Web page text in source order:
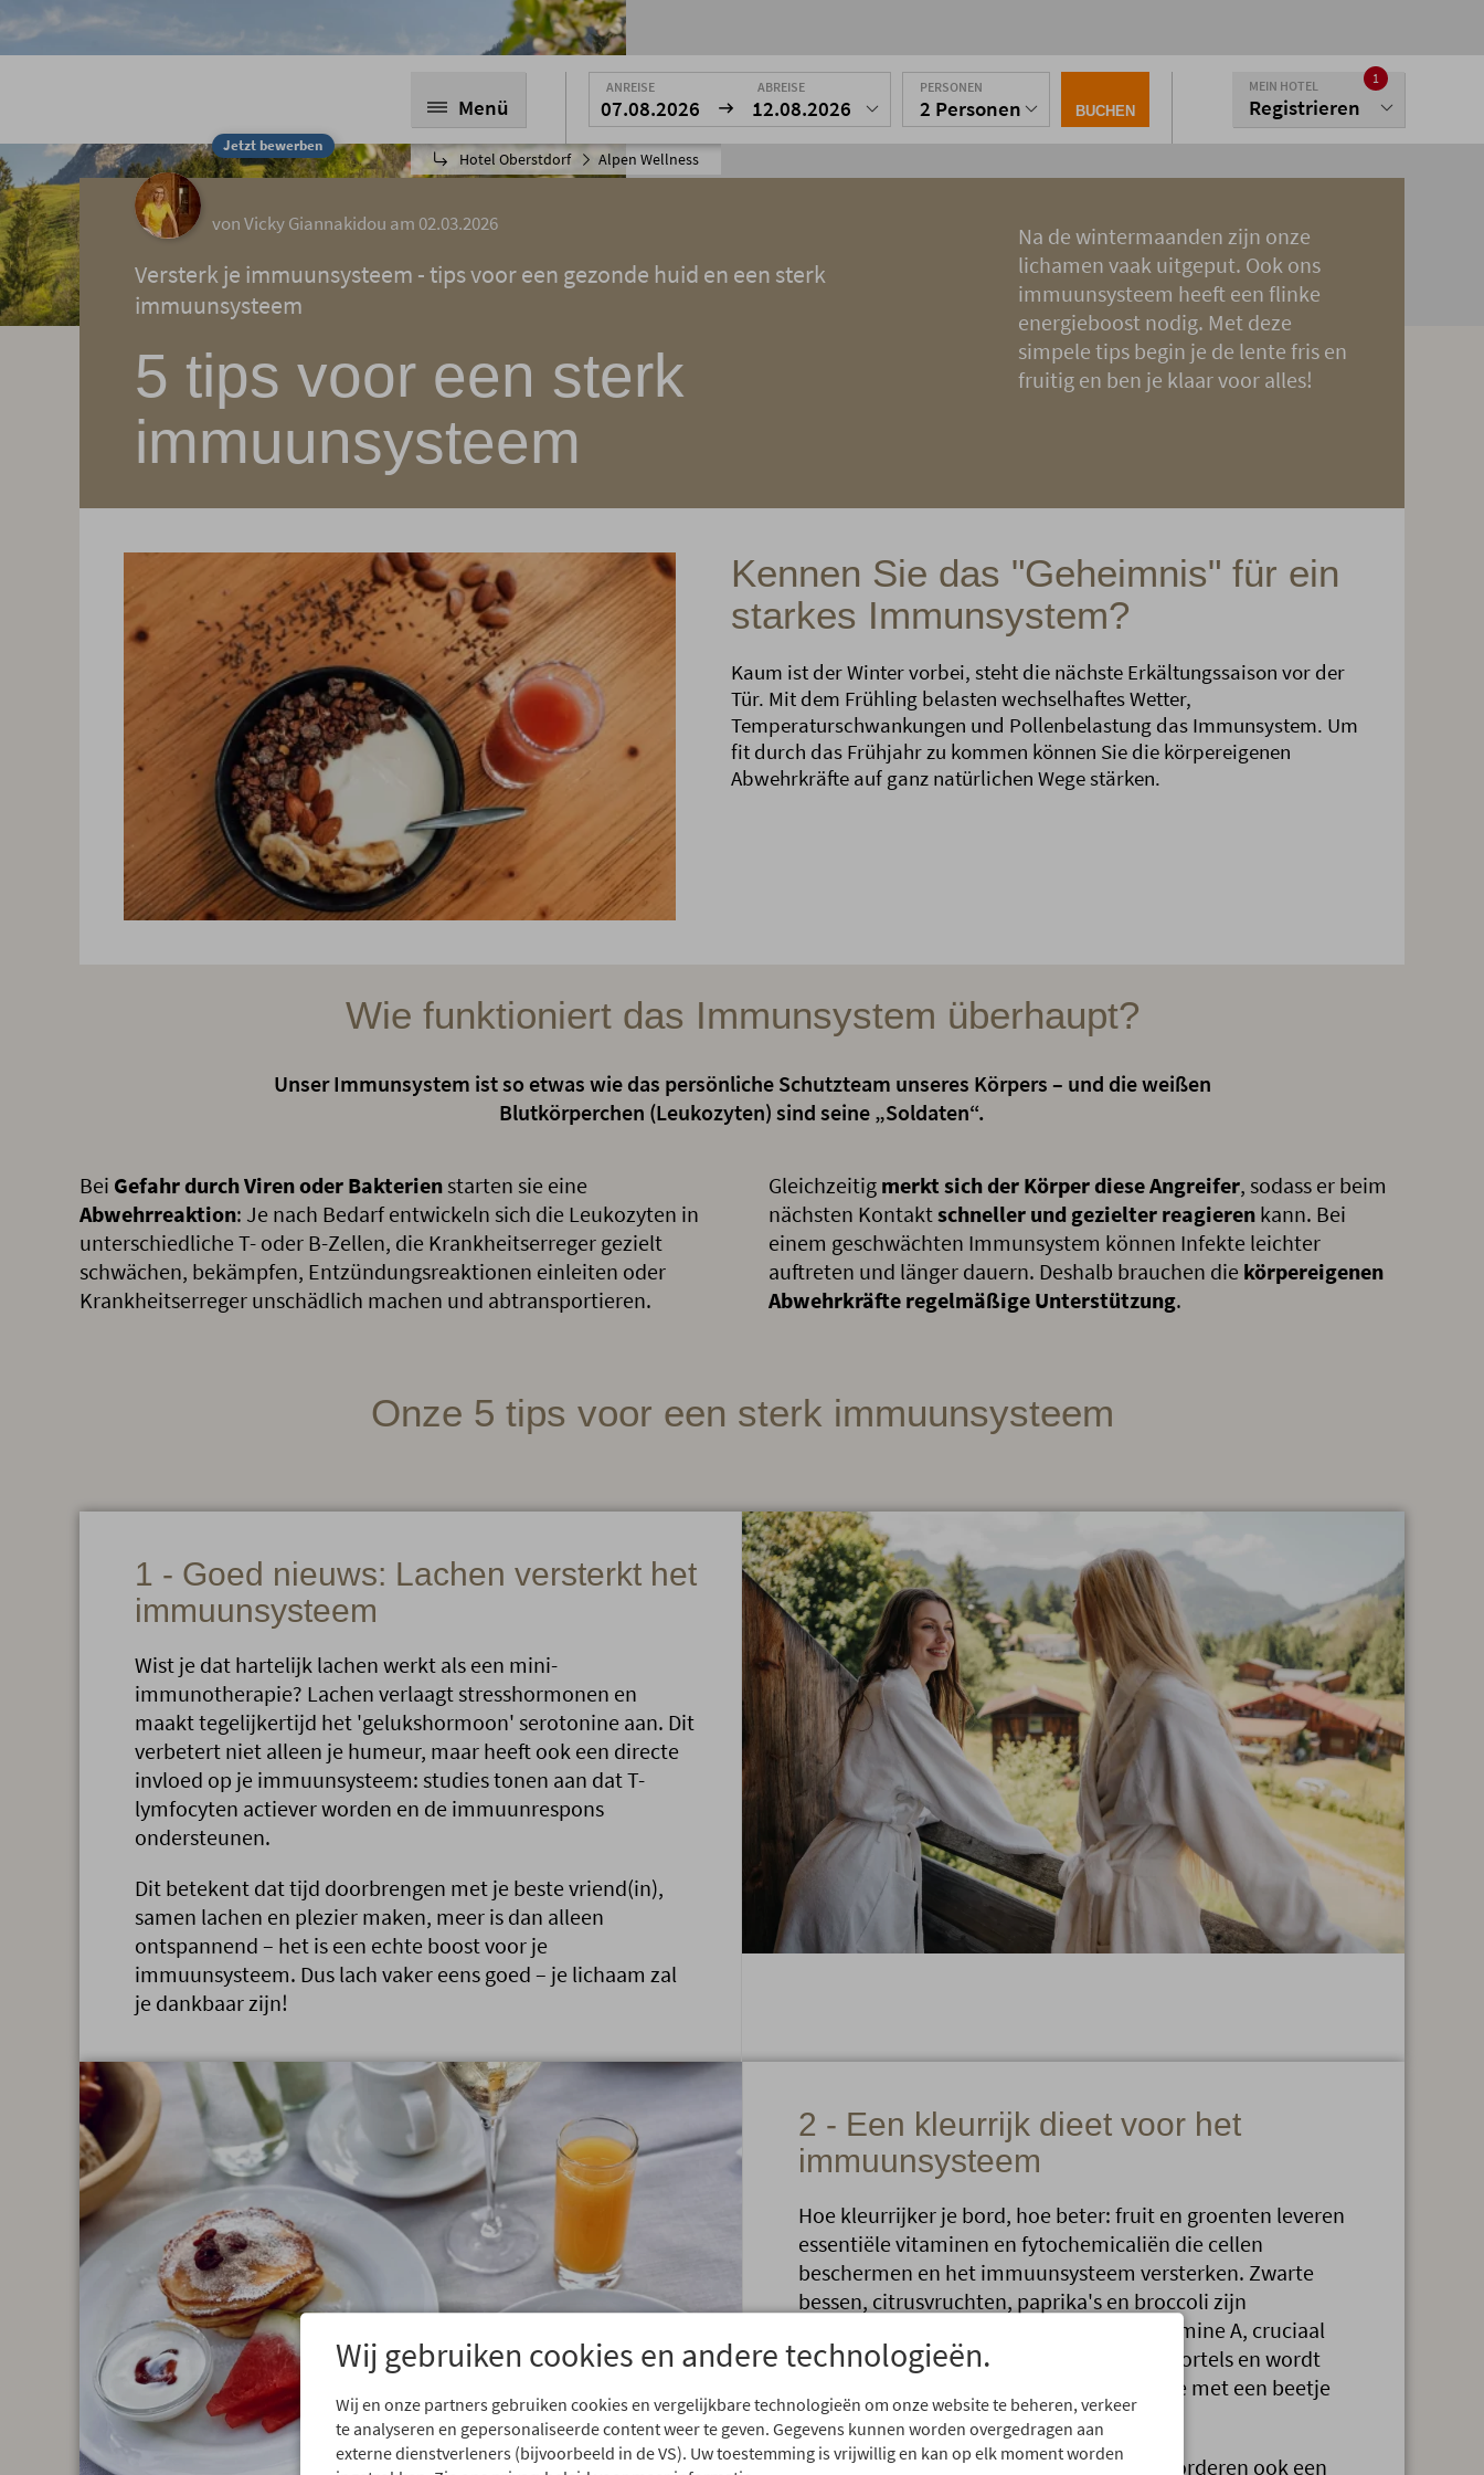
Jetzt bewerben
Menü
Hotel Oberstdorf Alpen Wellness
ANREISE
07.08.2026
ABREISE
12.08.2026
PERSONEN
2 Personen BUCHEN
MEIN HOTEL
Registrieren
1
von Vicky Giannakidou am 02.03.2026
Versterk je immuunsysteem - tips voor een gezonde huid en een sterk
immuunsysteem
5 tips voor een sterk
immuunsysteem
Na de wintermaanden zijn onze
lichamen vaak uitgeput. Ook ons
immuunsysteem heeft een flinke
energieboost nodig. Met deze
simpele tips begin je de lente fris en
fruitig en ben je klaar voor alles!
Kennen Sie das "Geheimnis" für ein
starkes Immunsystem?
Kaum ist der Winter vorbei, steht die nächste Erkältungssaison vor der
Tür. Mit dem Frühling belasten wechselhaftes Wetter,
Temperaturschwankungen und Pollenbelastung das Immunsystem. Um
fit durch das Frühjahr zu kommen können Sie die körpereigenen
Abwehrkräfte auf ganz natürlichen Wege stärken.
Wie funktioniert das Immunsystem überhaupt?
Unser Immunsystem ist so etwas wie das persönliche Schutzteam unseres Körpers – und die weißen
Blutkörperchen (Leukozyten) sind seine „Soldaten“.
Bei Gefahr durch Viren oder Bakterienstarten sie eine
Abwehrreaktion: Je nach Bedarf entwickeln sich die Leukozyten in
unterschiedliche T- oder B-Zellen, die Krankheitserreger gezielt
schwächen, bekämpfen, Entzündungsreaktionen einleiten oder
Krankheitserreger unschädlich machen und abtransportieren.
Gleichzeitig merkt sich der Körper diese Angreifer, sodass er beim
nächsten Kontaktschneller und gezielter reagieren kann. Bei
einem geschwächten Immunsystem können Infekte leichter
auftreten und länger dauern. Deshalb brauchen die körpereigenen
Abwehrkräfte regelmäßige Unterstützung.
Onze 5 tips voor een sterk immuunsysteem
1 - Goed nieuws: Lachen versterkt het
immuunsysteem
Wist je dat hartelijk lachen werkt als een mini-
immunotherapie? Lachen verlaagt stresshormonen en
maakt tegelijkertijd het 'gelukshormoon' serotonine aan. Dit
verbetert niet alleen je humeur, maar heeft ook een directe
invloed op je immuunsysteem: studies tonen aan dat T-
lymfocyten actiever worden en de immuunrespons
ondersteunen.
Dit betekent dat tijd doorbrengen met je beste vriend(in),
samen lachen en plezier maken, meer is dan alleen
ontspannend – het is een echte boost voor je
immuunsysteem. Dus lach vaker eens goed – je lichaam zal
je dankbaar zijn!
2 - Een kleurrijk dieet voor het
immuunsysteem
Hoe kleurrijker je bord, hoe beter: fruit en groenten leveren
essentiële vitaminen en fytochemicaliën die cellen
beschermen en het immuunsysteem versterken. Zwarte
bessen, citrusvruchten, paprika's en broccoli zijn
uitstekende bronnen van vitamine C. Vitamine A, cruciaal
voor celregeneratie, zit voornamelijk in wortels en wordt
bijzonder goed opgenomen in combinatie met een beetje
olie.
Volkorenproducten, muesli en noten bevorderen ook een
Wij gebruiken cookies en andere technologieën.
Wij en onze partners gebruiken cookies en vergelijkbare technologieën om onze website te beheren, verkeer
te analyseren en gepersonaliseerde content weer te geven. Gegevens kunnen worden overgedragen aan
externe dienstverleners (bijvoorbeeld in de VS). Uw toestemming is vrijwillig en kan op elk moment worden